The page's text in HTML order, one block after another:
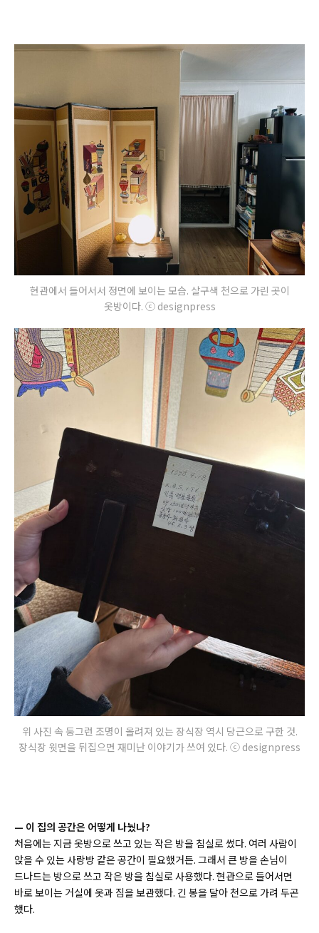
현관에서 들어서서 정면에 보이는 모습. 살구색 천으로 가린 곳이
옷방이다. ⓒ designpress
위 사진 속 둥그런 조명이 올려져 있는 장식장 역시 당근으로 구한 것.
장식장 윗면을 뒤집으면 재미난 이야기가 쓰여 있다. ⓒ designpress
— 이 집의 공간은 어떻게 나눴나?
처음에는 지금 옷방으로 쓰고 있는 작은 방을 침실로 썼다. 여러 사람이
앉을 수 있는 사랑방 같은 공간이 필요했거든. 그래서 큰 방을 손님이
드나드는 방으로 쓰고 작은 방을 침실로 사용했다. 현관으로 들어서면
바로 보이는 거실에 옷과 짐을 보관했다. 긴 봉을 달아 천으로 가려 두곤
했다.